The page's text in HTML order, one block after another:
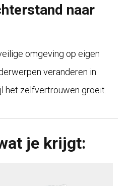
naar
omgeving op eigen
veranderen in
het zelfvertrouwen groeit.
je krijgt: